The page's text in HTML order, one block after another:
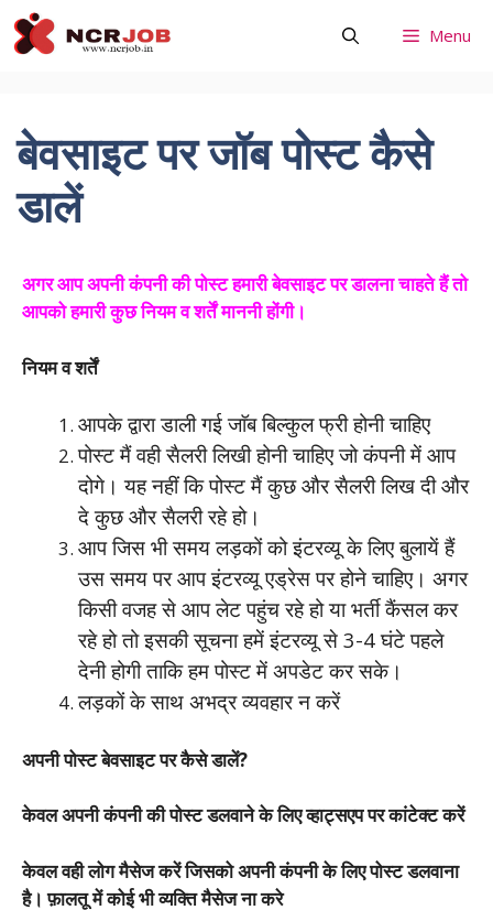
Skip
to
Menu
बेवसाइट पर जॉब पोस्ट कैसे
डालें
अगर आप अपनी कंपनी की पोस्ट हमारी बेवसाइट पर डालना चाहते हैं तो
आपको हमारी कुछ नियम व शर्तें माननी होंगी।
नियम व शर्तें
आपके द्वारा डाली गई जाॅब बिल्कुल फ्री होनी चाहिए
पोस्ट मैं वही सैलरी लिखी होनी चाहिए जो कंपनी में आप
दोगे। यह नहीं कि पोस्ट मैं कुछ और सैलरी लिख दी और
दे कुछ और सैलरी रहे हो।
आप जिस भी समय लड़कों को इंटरव्यू के लिए बुलायें हैं
उस समय पर आप इंटरव्यू एड्रेस पर होने चाहिए। अगर
किसी वजह से आप लेट पहुंच रहे हो या भर्ती कैंसल कर
रहे हो तो इसकी सूचना हमें इंटरव्यू से 3-4 घंटे पहले
देनी होगी ताकि हम पोस्ट में अपडेट कर सके।
लड़कों के साथ अभद्र व्यवहार न करें
अपनी पोस्ट बेवसाइट पर कैसे डालें?
केवल अपनी कंपनी की पोस्ट डलवाने के लिए व्हाट्सएप पर कांटेक्ट करें
केवल वही लोग मैसेज करें जिसको अपनी कंपनी के लिए पोस्ट डलवाना
है। फ़ालतू में कोई भी व्यक्ति मैसेज ना करे